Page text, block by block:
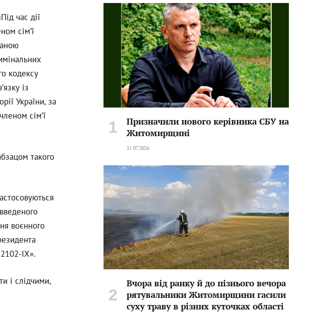
час дії
сімʼї
кодексу
із
України, за
сімʼї
такого
воєнного
IX».
і слідчими,
Призначили нового керівника СБУ на
Житомирщині
31.07.2026
Вчора від ранку й до пізнього вечора
рятувальники Житомирщини гасили
суху траву в різних куточках області